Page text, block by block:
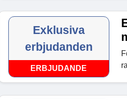
Exklusiva
erbjudanden
ERBJUDANDE